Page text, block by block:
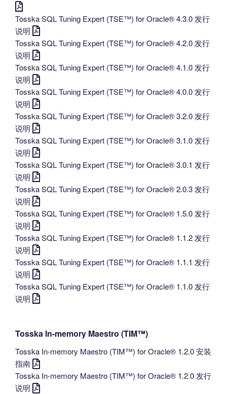
Tosska SQL Tuning Expert (TSE™) for Oracle® 4.3.0 发行
说明
Tosska SQL Tuning Expert (TSE™) for Oracle® 4.2.0 发行
说明
Tosska SQL Tuning Expert (TSE™) for Oracle® 4.1.0 发行
说明
Tosska SQL Tuning Expert (TSE™) for Oracle® 4.0.0 发行
说明
Tosska SQL Tuning Expert (TSE™) for Oracle® 3.2.0 发行
说明
Tosska SQL Tuning Expert (TSE™) for Oracle® 3.1.0 发行
说明
Tosska SQL Tuning Expert (TSE™) for Oracle® 3.0.1 发行
说明
Tosska SQL Tuning Expert (TSE™) for Oracle® 2.0.3 发行
说明
Tosska SQL Tuning Expert (TSE™) for Oracle® 1.5.0 发行
说明
Tosska SQL Tuning Expert (TSE™) for Oracle® 1.1.2 发行
说明
Tosska SQL Tuning Expert (TSE™) for Oracle® 1.1.1 发行
说明
Tosska SQL Tuning Expert (TSE™) for Oracle® 1.1.0 发行
说明
Tosska In-memory Maestro (TIM™)
Tosska In-memory Maestro (TIM™) for Oracle® 1.2.0 安装
指南
Tosska In-memory Maestro (TIM™) for Oracle® 1.2.0 发行
说明